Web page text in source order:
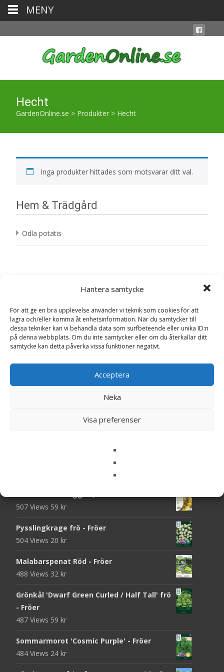
Hantera samtycke
För att ge en bra upplevelse använder vi teknik som cookies för att
lagra och/eller komma åt enhetsinformation. När du samtycker till
dessa tekniker kan vi behandla data som surfbeteende eller unika ID:n
på denna webbplats. Om du inte samtycker eller om du återkallar ditt
samtycke kan detta påverka vissa funktioner negativt.
Acceptera
Neka
Visa preferenser
Hecht
GardenOnline.se > Produkter > Hecht
Inga produkter hittades som motsvarar ditt val.
Hem & Trädgård
Odla potatis
for:
Hem & Trädgård
Rundspridare Plus 254m² - Fröer
Sockerärt 'Jessy' - Fröer
Sockerärt 'Grijze Roodbloeiende' frö - Fröer
507 Views 59 kr
Pysslingkrage frö - Fröer
504 Views 20 kr
Malabarspenat Röd - Fröer
488 Views 32 kr
Grönkål 'Dwarf Green Curled / Half Tall' frö
- Fröer
487 Views 59 kr
Sommarmorot 'Cosmic Purple' - Fröer
484 Views 24 kr
MENY